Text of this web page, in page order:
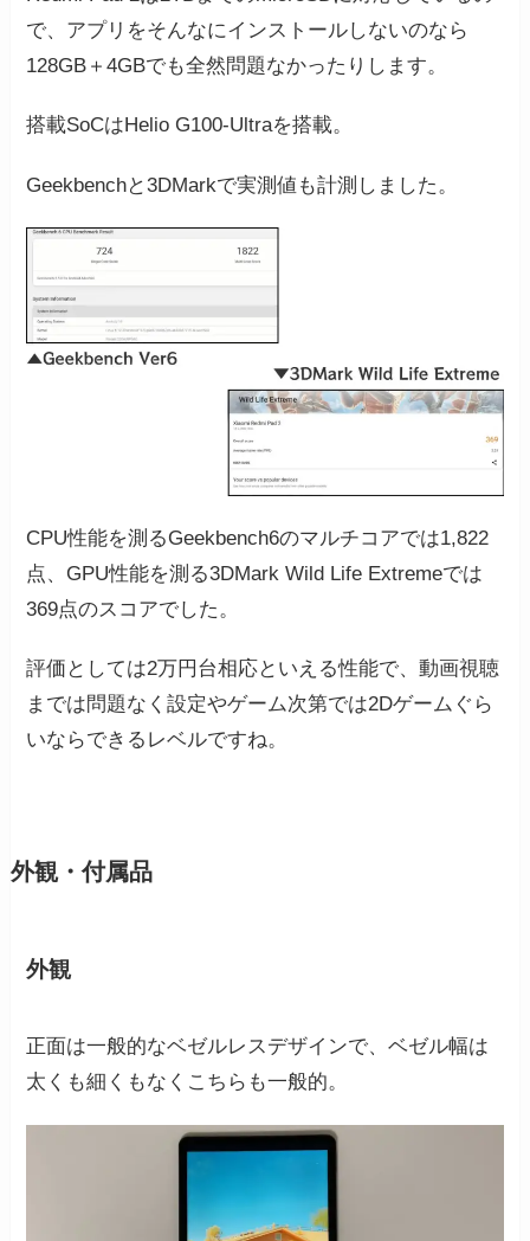
で、アプリをそんなにインストールしないのなら
128GB＋4GBでも全然問題なかったりします。
搭載SoCはHelio G100-Ultraを搭載。
Geekbenchと3DMarkで実測値も計測しました。
CPU性能を測るGeekbench6のマルチコアでは1,822
点、GPU性能を測る3DMark Wild Life Extremeでは
369点のスコアでした。
評価としては2万円台相応といえる性能で、動画視聴
までは問題なく設定やゲーム次第では2Dゲームぐら
いならできるレベルですね。
外観・付属品
外観
正面は一般的なベゼルレスデザインで、ベゼル幅は
太くも細くもなくこちらも一般的。